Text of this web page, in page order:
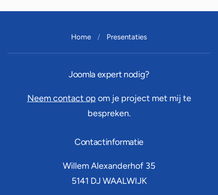
Home Presentaties
Joomla expert nodig?
Neem contact op om je project met mij te
bespreken.
Contactinformatie
Willem Alexanderhof 35
5141 DJ WAALWIJK